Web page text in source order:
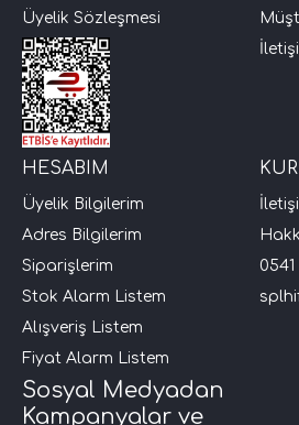
Üyelik Sözleşmesi
HESABIM
Üyelik Bilgilerim
Adres Bilgilerim
Siparişlerim
Stok Alarm Listem
Alışveriş Listem
Fiyat Alarm Listem
Sosyal Medyadan
Kampanyalar ve